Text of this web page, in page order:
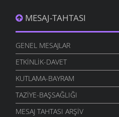
MESAJ-TAHTASI
GENEL MESAJLAR
ETKINLIK-DAVET
KUTLAMA-BAYRAM
TAZIYE-BAŞSAĞLIĞI
MESAJ TAHTASI ARŞIV